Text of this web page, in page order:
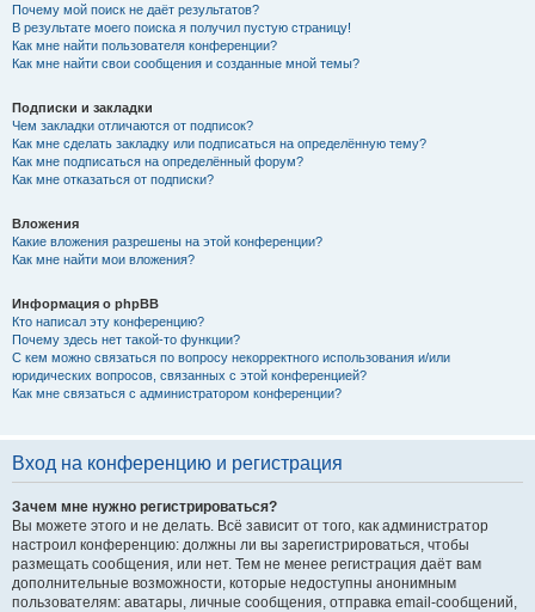
Почему мой поиск не даёт результатов?
В результате моего поиска я получил пустую страницу!
Как мне найти пользователя конференции?
Как мне найти свои сообщения и созданные мной темы?
Подписки и закладки
Чем закладки отличаются от подписок?
Как мне сделать закладку или подписаться на определённую тему?
Как мне подписаться на определённый форум?
Как мне отказаться от подписки?
Вложения
Какие вложения разрешены на этой конференции?
Как мне найти мои вложения?
Информация о phpBB
Кто написал эту конференцию?
Почему здесь нет такой-то функции?
С кем можно связаться по вопросу некорректного использования и/или
юридических вопросов, связанных с этой конференцией?
Как мне связаться с администратором конференции?
Вход на конференцию и регистрация
Зачем мне нужно регистрироваться?
Вы можете этого и не делать. Всё зависит от того, как администратор
настроил конференцию: должны ли вы зарегистрироваться, чтобы
размещать сообщения, или нет. Тем не менее регистрация даёт вам
дополнительные возможности, которые недоступны анонимным
пользователям: аватары, личные сообщения, отправка email-сообщений,